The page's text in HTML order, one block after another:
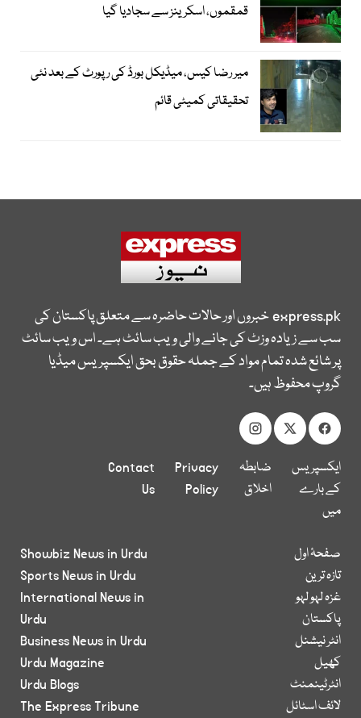
قمقموں، اسکرینز سے سجادیا گیا
میر رضا کیس، میڈیکل بورڈ کی رپورٹ کے بعد نئی
تحقیقاتی کمیٹی قائم
express.pkخبروں اور حالات حاضرہ سے متعلق پاکستان کی
سب سے زیادہ وزٹ کی جانے والی ویب سائٹ ہے۔ اس ویب سائٹ
پر شائع شدہ تمام مواد کے جملہ حقوق بحق ایکسپریس میڈیا
گروپ محفوظ ہیں۔
ایکسپریس
کے بارے
میں
ضابطہ
اخلاق
Privacy
Policy
Contact
Us
صفحۂ اول
تازہ ترین
غزہ لہو لہو
پاکستان
انٹر نیشنل
کھیل
انٹرٹینمنٹ
لائف اسٹائل
Showbiz News in Urdu
Sports News in Urdu
International News in
Urdu
Business News in Urdu
Urdu Magazine
Urdu Blogs
The Express Tribune